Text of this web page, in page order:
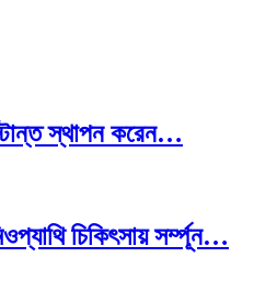
স্থাপন করেন…
চিকিৎসায় সর্ম্পূন…